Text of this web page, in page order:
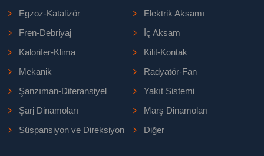
Egzoz-Katalizör
Elektrik Aksamı
Fren-Debriyaj
İç Aksam
Kalorifer-Klima
Kilit-Kontak
Mekanik
Radyatör-Fan
Şanzıman-Diferansiyel
Yakıt Sistemi
Şarj Dinamoları
Marş Dinamoları
Süspansiyon ve Direksiyon
Diğer